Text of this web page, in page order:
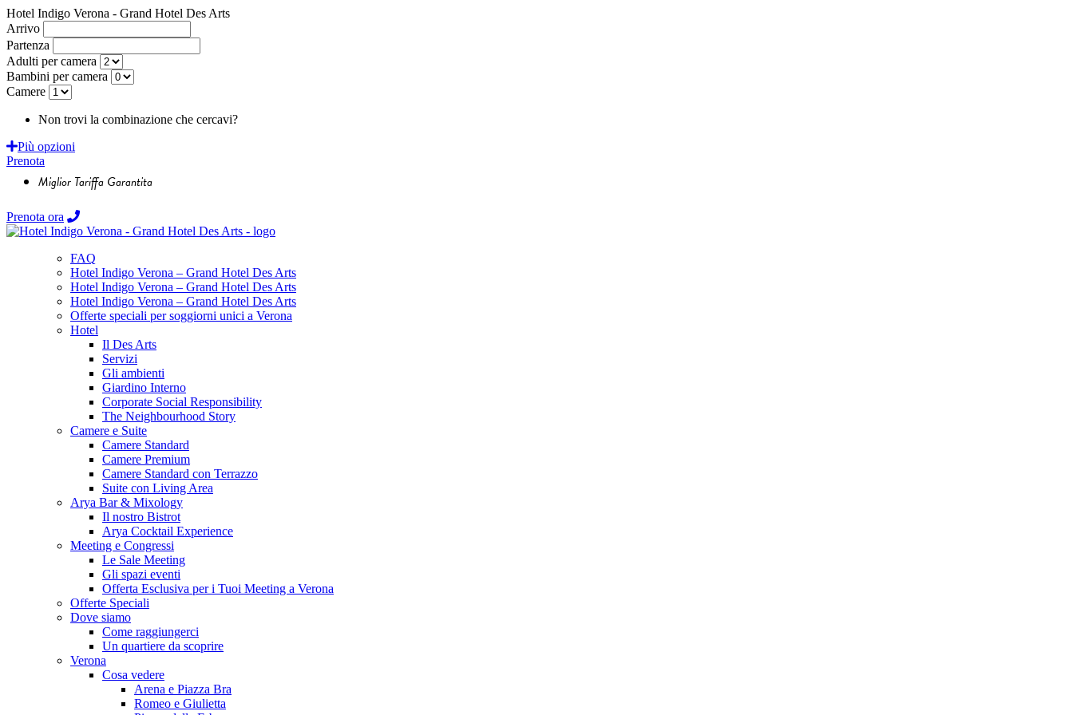
Hotel Indigo Verona - Grand Hotel Des Arts
Arrivo
Partenza
Adulti per camera
Bambini per camera
Camere
Non trovi la combinazione che cercavi?
Più opzioni
Prenota
Miglior Tariffa Garantita
Prenota ora
FAQ
Hotel Indigo Verona – Grand Hotel Des Arts
Hotel Indigo Verona – Grand Hotel Des Arts
Hotel Indigo Verona – Grand Hotel Des Arts
Offerte speciali per soggiorni unici a Verona
Hotel
Il Des Arts
Servizi
Gli ambienti
Giardino Interno
Corporate Social Responsibility
The Neighbourhood Story
Camere e Suite
Camere Standard
Camere Premium
Camere Standard con Terrazzo
Suite con Living Area
Arya Bar & Mixology
Il nostro Bistrot
Arya Cocktail Experience
Meeting e Congressi
Le Sale Meeting
Gli spazi eventi
Offerta Esclusiva per i Tuoi Meeting a Verona
Offerte Speciali
Dove siamo
Come raggiungerci
Un quartiere da scoprire
Verona
Cosa vedere
Arena e Piazza Bra
Romeo e Giulietta